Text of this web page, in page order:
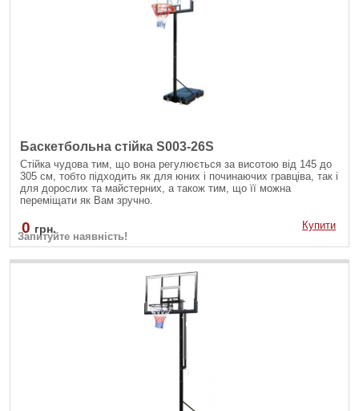
Баскетбольна стійка S003-26S
Стійка чудова тим, що вона регулюється за висотою від 145 до
305 см, тобто підходить як для юних і починаючих гравціва, так і
для дорослих та майстерних, а також тим, що її можна
переміщати як Вам зручно.
Запитуйте наявність!
0 грн. Купити